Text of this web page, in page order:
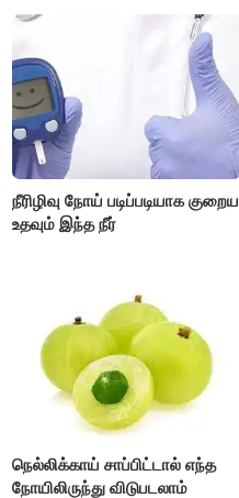
நீரிழிவு நோய் படிப்படியாக குறைய
உதவும் இந்த நீர்
நெல்லிக்காய் சாப்பிட்டால் எந்த
நோயிலிருந்து விடுபடலாம்